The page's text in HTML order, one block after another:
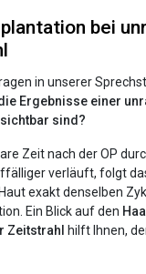
bei
in unserer
Ergebnisse einer
sind?
Zeit nach der OP
verläuft, folgt
exakt denselben
Ein Blick auf den
Zeitstrahl
hilft Ihnen,